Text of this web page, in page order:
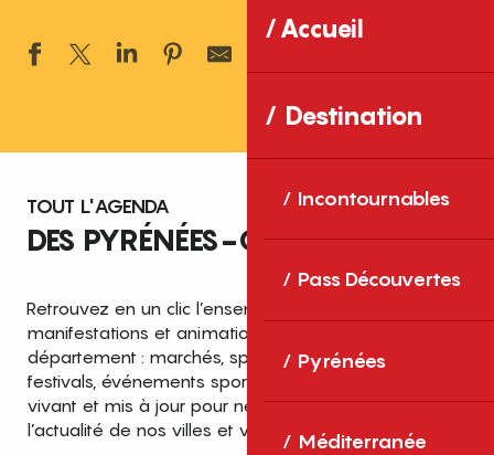
Accueil
Destination
Incontournables
Pass Découvertes
Pyrénées
Méditerranée
TOUT L'AGENDA
DES PYRÉNÉES-ORIENTALES
Retrouvez en un clic l’ensemble des fêtes,
manifestations et animations recensées dans le
département : marchés, spectacles, expositions,
festivals, événements sportifs et culturels… un agenda
vivant et mis à jour pour ne rien manquer de
l’actualité de nos villes et villages.